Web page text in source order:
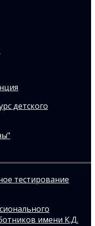
детского
тестирование
имени К.Д.